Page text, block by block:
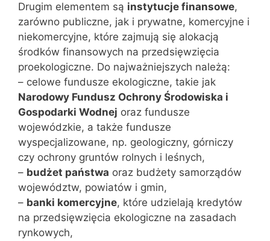
Drugim elementem są instytucje finansowe,
zarówno publiczne, jak i prywatne, komercyjne i
niekomercyjne, które zajmują się alokacją
środków finansowych na przedsięwzięcia
proekologiczne. Do najważniejszych należą:
– celowe fundusze ekologiczne, takie jak
Narodowy Fundusz Ochrony Środowiska i
Gospodarki Wodnej oraz fundusze
wojewódzkie, a także fundusze
wyspecjalizowane, np. geologiczny, górniczy
czy ochrony gruntów rolnych i leśnych,
– budżet państwa oraz budżety samorządów
województw, powiatów i gmin,
– banki komercyjne, które udzielają kredytów
na przedsięwzięcia ekologiczne na zasadach
rynkowych,